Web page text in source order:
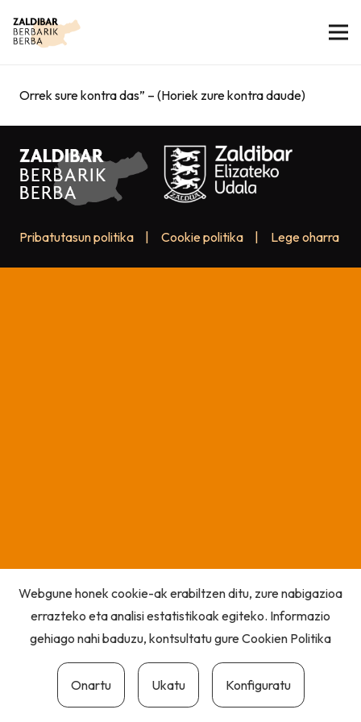
Orrek sure kontra das” – (Horiek zure kontra daude)
Pribatutasun politika Cookie politika Lege oharra
Webgune honek cookie-ak erabiltzen ditu, zure nabigazioa
errazteko eta analisi estatistikoak egiteko. Informazio
gehiago nahi baduzu, kontsultatu gureCookien Politika
Onartu Ukatu Konfiguratu